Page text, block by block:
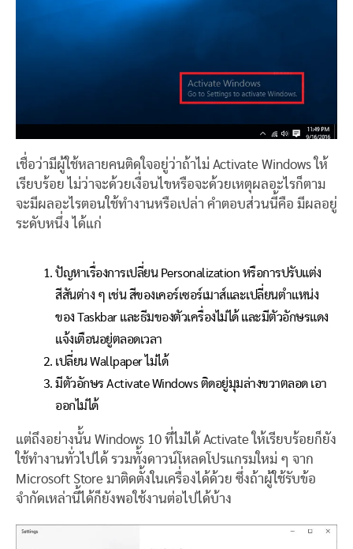
เชื่อว่ามีผู้ใช้หลายคนติดใจอยู่ว่าถ้าไม่ Activate Windows ให้
เรียบร้อย ไม่ว่าจะด้วยเงื่อนไขหรือจะด้วยเหตุผลอะไรก็ตาม
จะมีผลอะไรตอนใช้ทำงานหรือเปล่า คำตอบส่วนนี้คือ มีผลอยู่
ระดับหนึ่ง ได้แก่
ปัญหาเรื่องการเปลี่ยน Personalization หรือการปรับแต่ง
สีสันต่าง ๆ เช่น สีของเคอร์เซอร์เมาส์และเปลี่ยนตำแหน่ง
ของ Taskbar และธีมของตัวเครื่องไม่ได้ และมีตัวอักษรแดง
แจ้งเตือนอยู่ตลอดเวลา
เปลี่ยน Wallpaper ไม่ได้
มีตัวอักษร Activate Windows ติดอยู่มุมล่างขวาตลอด เอา
ออกไม่ได้
แต่ถึงอย่างนั้น Windows 10 ที่ไม่ได้ Activate ให้เรียบร้อยก็ยัง
ใช้ทำงานทั่วไปได้ รวมทั้งดาวน์โหลดโปรแกรมใหม่ ๆ จาก
Microsoft Store มาติดตั้งในเครื่องได้ด้วย ซึ่งถ้าผู้ใช้รับข้อ
จำกัดเหล่านี้ได้ก็ยังพอใช้งานต่อไปได้บ้าง